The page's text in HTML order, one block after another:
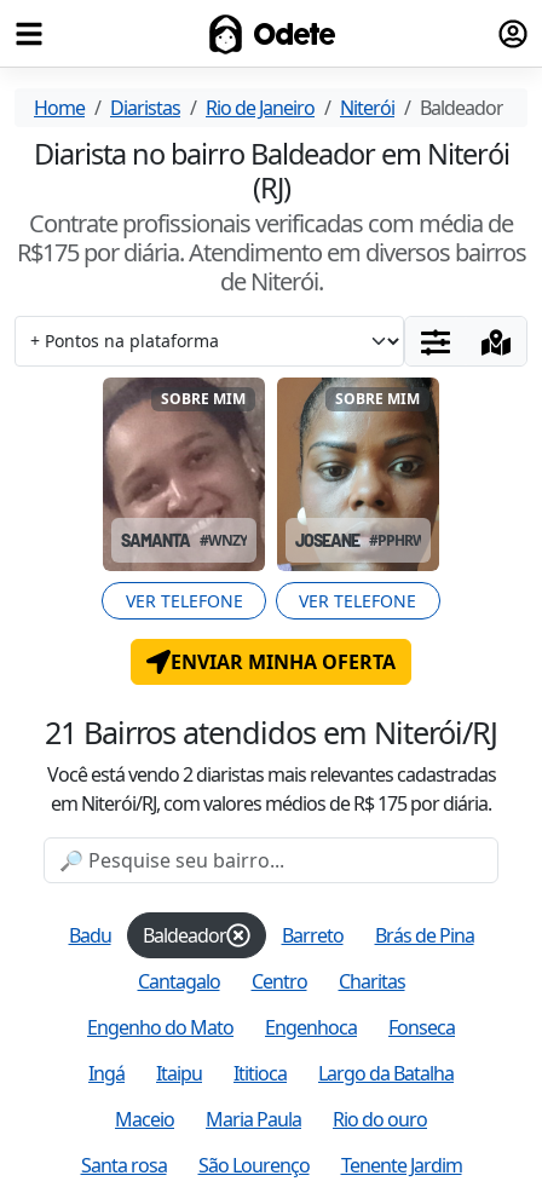
Odete
Home Diaristas Rio de Janeiro Niterói Baldeador
Diarista no bairro Baldeador em Niterói
(RJ)
Contrate profissionais verificadas com média de
R$175por diária. Atendimentoem diversos bairros
de Niterói.
SOBRE MIM
SAMANTA #WNZYV15W
VER TELEFONE
SOBRE MIM
JOSEANE #PPHRWI07
VER TELEFONE
ENVIAR MINHA OFERTA
21 Bairros atendidos em Niterói/RJ
Você está vendo2diaristas mais relevantes cadastradas
em Niterói/RJ, com valoresmédiosde R$175por diária.
Badu Baldeador Barreto
Brás de Pina
Cantagalo
Centro
Charitas
Engenho do Mato
Engenhoca
Fonseca
Ingá
Itaipu Ititioca
Largo da Batalha
Maceio
Maria Paula
Rio do ouro
Santa rosa
São Lourenço
Tenente Jardim